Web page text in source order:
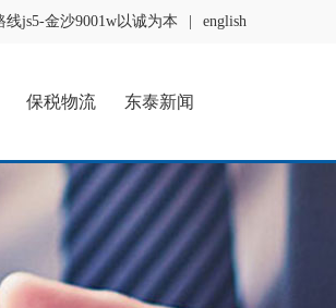
线js5-金沙9001w以诚为本 english
保税物流 东泰新闻